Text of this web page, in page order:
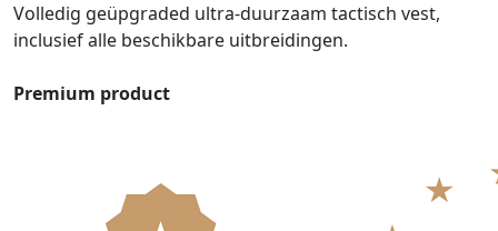
Volledig geüpgraded ultra-duurzaam tactisch vest,
inclusief alle beschikbare uitbreidingen.
Premium product